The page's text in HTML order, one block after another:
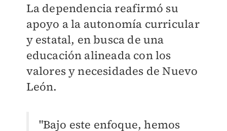
La dependencia reafirmó su
apoyo a la autonomía curricular
y estatal, en busca de una
educación alineada con los
valores y necesidades de Nuevo
León.
"Bajo este enfoque, hemos